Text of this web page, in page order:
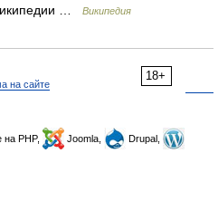
…
Википедия
18+
на сайте
на PHP, Joomla,
Drupal,